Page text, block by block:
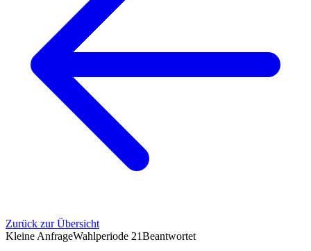
Zurück zur Übersicht
Kleine AnfrageWahlperiode 21Beantwortet